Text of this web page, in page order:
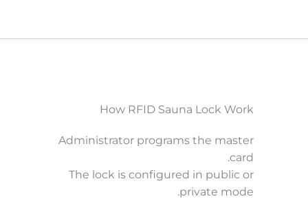
How RFID Sauna Lock Work
Administrator programs the master
card.
The lock is configured in public or
private mode.